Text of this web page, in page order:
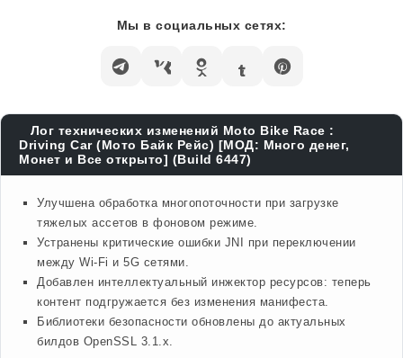
Мы в социальных сетях:
Лог технических изменений Moto Bike Race :
Driving Car (Мото Байк Рейс) [МОД: Много денег,
Монет и Все открыто] (Build 6447)
Улучшена обработка многопоточности при загрузке
тяжелых ассетов в фоновом режиме.
Устранены критические ошибки JNI при переключении
между Wi-Fi и 5G сетями.
Добавлен интеллектуальный инжектор ресурсов: теперь
контент подгружается без изменения манифеста.
Библиотеки безопасности обновлены до актуальных
билдов OpenSSL 3.1.x.